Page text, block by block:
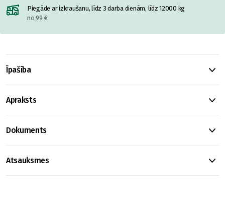
Piegāde ar izkraušanu, līdz 3 darba dienām, līdz 12000 kg
no 99 €
Īpašība
Apraksts
Dokuments
Atsauksmes